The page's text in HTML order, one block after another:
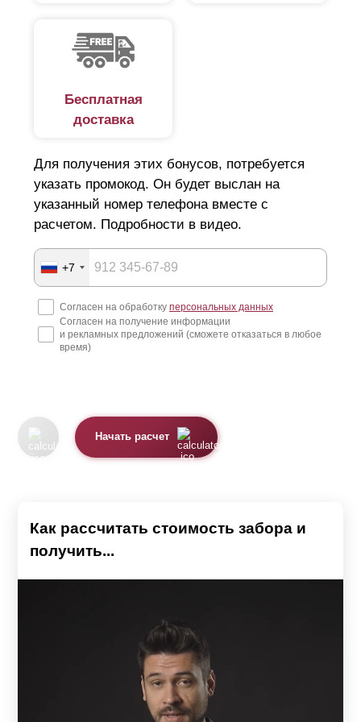
Если в вариантах линейки «Стандарт», «Премиум» и
«Оптима» разница в дизайне достигается за счет
изменения высотыламелейс сохранением Z-
профиля, то в модели «Люкс»
высоталамелиизменена за счет изменения
профиля. Эта особенность конструкции несколько
повлияла на выполнение нахлеста при укладке.
Бесплатная
доставка
Для получения этих бонусов, потребуется
указать промокод. Он будет выслан на
указанный номер телефона вместе с
расчетом. Подробности в видео.
+7
Согласен на обработку персональных данных
Согласен на получение информации
и рекламных предложений (сможете отказаться в любое
время)
Начать расчет
Как рассчитать стоимость забора и
получить...